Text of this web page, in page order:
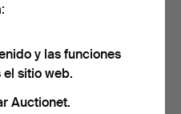
UNA LÁMPARA DE PIE,
Suecia, años 50/60.
y las funciones
sitio web.
Auctionet.